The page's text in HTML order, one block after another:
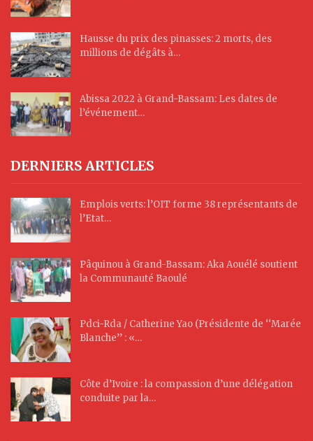
Hausse du prix des pinasses: 2 morts, des
millions de dégâts à…
Abissa 2022 à Grand-Bassam: Les dates de
l’événement…
DERNIERS ARTICLES
Emplois verts: l’OIT forme 38 représentants de
l’Etat…
Pâquinou à Grand-Bassam: Aka Aouélé soutient
la Communauté Baoulé
Pdci-Rda / Catherine Yao (Présidente de ‘‘Marée
Blanche’’ : «…
Côte d’Ivoire : la compassion d’une délégation
conduite par la…